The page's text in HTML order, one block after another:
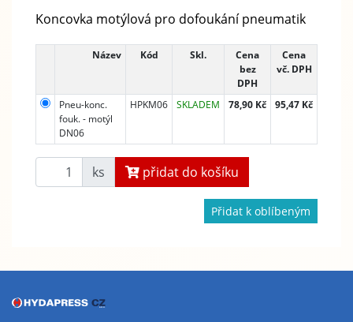
Koncovka motýlová pro dofoukání pneumatik
Název Kód Skl.
Cena
bez
DPH
Cena
vč. DPH
Pneu-konc.
fouk. - motýl
DN06
HPKM06 SKLADEM 78,90 Kč 95,47 Kč
ks přidat do košíku
Přidat k oblíbeným